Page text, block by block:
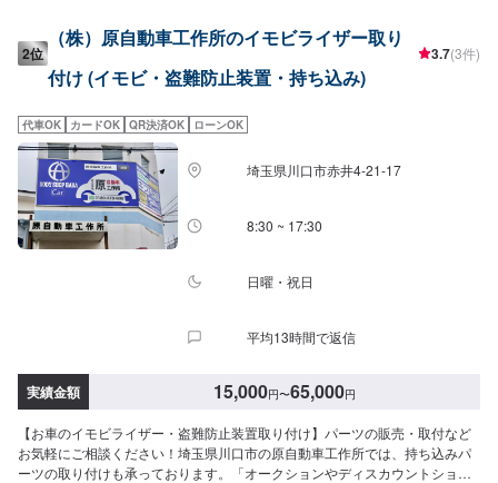
の作業中は代車をご利用ください。※代車の燃料代はお客様にご負担いただい
ております。『営業時間・定休日』営業時間：8:30〜18:00定休日：日・祝・
第一月曜
2位
（株）原自動車工作所のイモビライザー取り
付け (イモビ・盗難防止装置・持ち込み)
3.7(3件)
代車OK カードOK QR決済OK ローンOK
埼玉県川口市赤井4-21-17
8:30 ~ 17:30
日曜・祝日
平均13時間で返信
実績金額 15,000円〜65,000円
【お車のイモビライザー・盗難防止装置取り付け】パーツの販売・取付など
お気軽にご相談ください！埼玉県川口市の原自動車工作所では、持ち込みパ
ーツの取り付けも承っております。「オークションやディスカウントショッ